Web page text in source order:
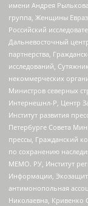
имени Андрея
группа, Женщины
Российский
Дальневосточный
партнерства,
исследований,
некоммерческих
Министров северных
Интернешнл-Р, Центр
Институт развития
Петербурге Совета
прессы, Гражданский
по сохранению
МЕМО. РУ, Институт
Информации,
антимонопольная
Николаевна, Кривенко